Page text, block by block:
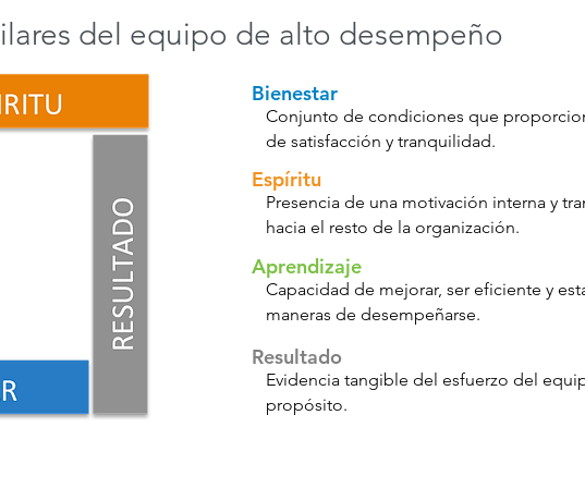
Bienestar
Conjunto de condiciones que
de satisfacción y tranquilidad.
Espíritu
Presencia de una motivación interna y
hacia el resto de la organización.
Aprendizaje
Capacidad de mejorar, ser eficiente y
maneras de desempeñarse.
Resultado
Evidencia tangible del esfuerzo del
propósito.
del equipo de alto desempeño